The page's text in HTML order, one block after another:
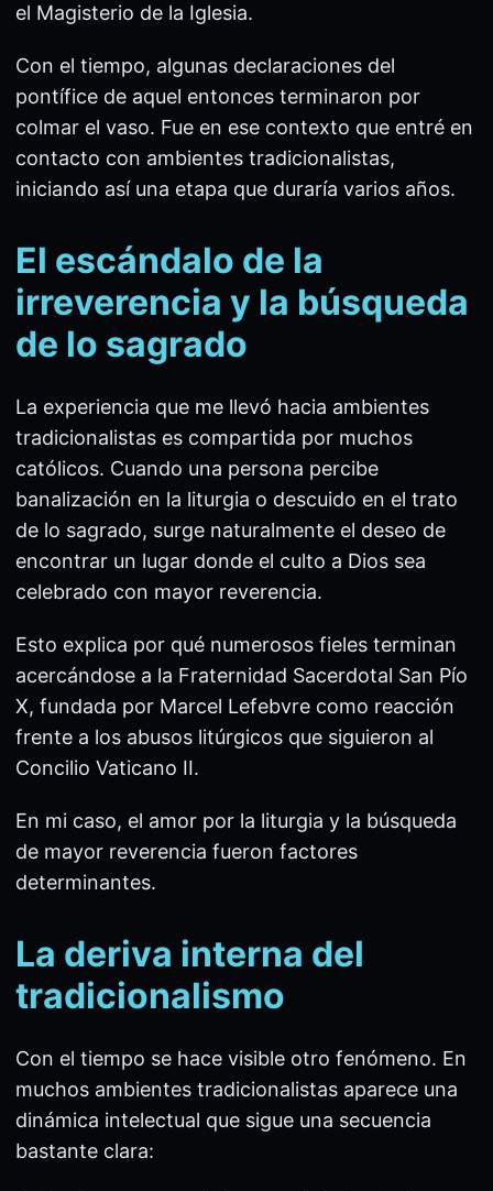
el Magisterio de la Iglesia.
Con el tiempo, algunas declaraciones del
pontífice de aquel entonces terminaron por
colmar el vaso. Fue en ese contexto que entré en
contacto con ambientes tradicionalistas,
iniciando así una etapa que duraría varios años.
El escándalo de la
irreverencia y la búsqueda
de lo sagrado
La experiencia que me llevó hacia ambientes
tradicionalistas es compartida por muchos
católicos. Cuando una persona percibe
banalización en la liturgia o descuido en el trato
de lo sagrado, surge naturalmente el deseo de
encontrar un lugar donde el culto a Dios sea
celebrado con mayor reverencia.
Esto explica por qué numerosos fieles terminan
acercándose a la Fraternidad Sacerdotal San Pío
X, fundada por Marcel Lefebvre como reacción
frente a los abusos litúrgicos que siguieron al
Concilio Vaticano II.
En mi caso, el amor por la liturgia y la búsqueda
de mayor reverencia fueron factores
determinantes.
La deriva interna del
tradicionalismo
Con el tiempo se hace visible otro fenómeno. En
muchos ambientes tradicionalistas aparece una
dinámica intelectual que sigue una secuencia
bastante clara: